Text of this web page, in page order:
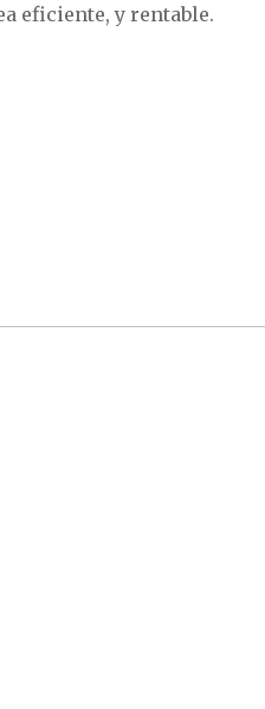
eficiente, y rentable.